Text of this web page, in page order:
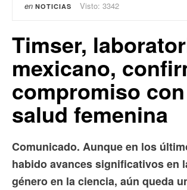
en NOTICIAS Visto: 3342
Timser,
mexicano,
compromiso
salud femenina
Comunicado. Aunque en los
habido avances significativos en
género en la ciencia, aún queda